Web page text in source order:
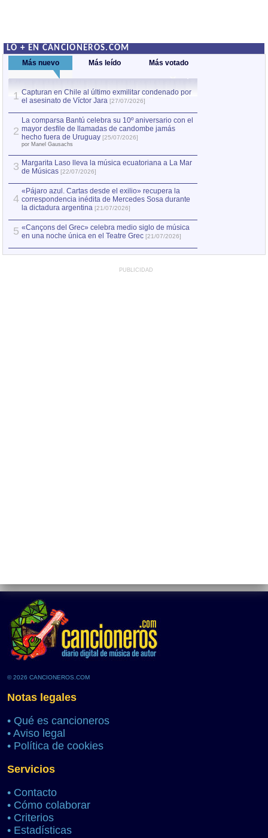
LO + EN CANCIONEROS.COM
Más nuevo Más leído Más votado
1 Capturan en Chile al último exmilitar condenado por
el asesinato de Víctor Jara [27/07/2026]
2
La comparsa Bantú celebra su 10º aniversario con el
mayor desfile de llamadas de candombe jamás
hecho fuera de Uruguay [25/07/2026]
por Manel Gausachs
3 Margarita Laso lleva la música ecuatoriana a La Mar
de Músicas [22/07/2026]
4
«Pájaro azul. Cartas desde el exilio» recupera la
correspondencia inédita de Mercedes Sosa durante
la dictadura argentina [21/07/2026]
5 «Cançons del Grec» celebra medio siglo de música
en una noche única en el Teatre Grec [21/07/2026]
PUBLICIDAD
© 2026 CANCIONEROS.COM
Notas legales
• Qué es cancioneros
• Aviso legal
• Política de cookies
Servicios
• Contacto
• Cómo colaborar
• Criterios
• Estadísticas